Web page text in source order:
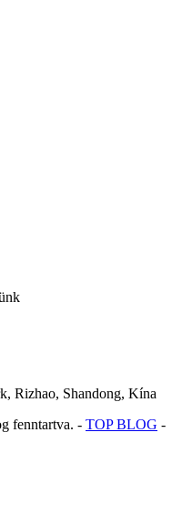
Rizhao, Shandong, Kína
fenntartva. - TOP BLOG -